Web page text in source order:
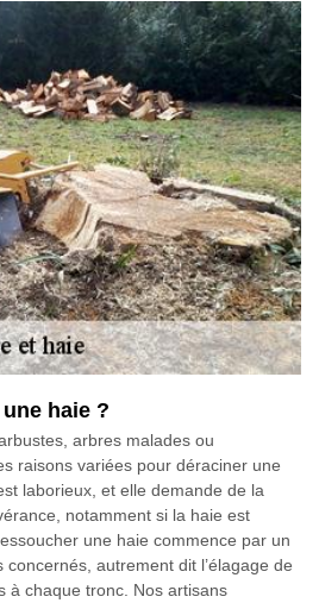
haie ?
arbres malades ou
raisons variées pour déraciner une
laborieux, et elle demande de la
notamment si la haie est
une haie commence par un
autrement dit l’élagage de
à chaque tronc. Nos artisans